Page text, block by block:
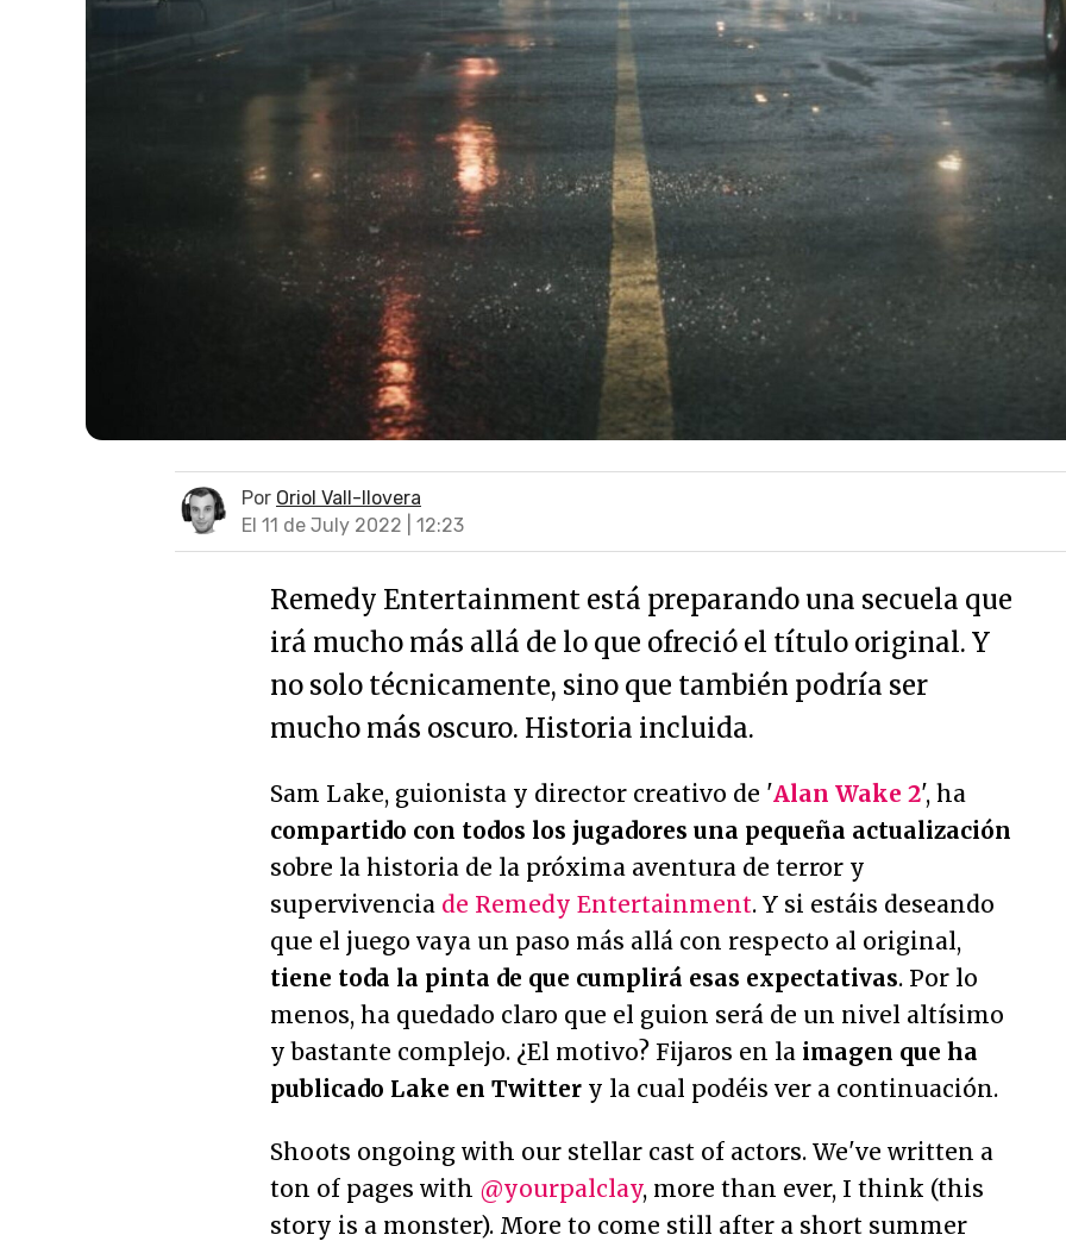
Por Oriol Vall-llovera
El 11 de July 2022 | 12:23
Remedy Entertainment está preparando una secuela que
irá mucho más allá de lo que ofreció el título original. Y
no solo técnicamente, sino que también podría ser
mucho más oscuro. Historia incluida.
Sam Lake, guionista y director creativo de 'Alan Wake 2', ha
compartido con todos los jugadores una pequeña actualización
sobre la historia de la próxima aventura de terror y
supervivencia de Remedy Entertainment. Y si estáis deseando
que el juego vaya un paso más allá con respecto al original,
tiene toda la pinta de que cumplirá esas expectativas. Por lo
menos, ha quedado claro que el guion será de un nivel altísimo
y bastante complejo. ¿El motivo? Fijaros en la imagen que ha
publicado Lake en Twitter y la cual podéis ver a continuación.
Shoots ongoing with our stellar cast of actors. We've written a
ton of pages with @yourpalclay, more than ever, I think (this
story is a monster). More to come still after a short summer